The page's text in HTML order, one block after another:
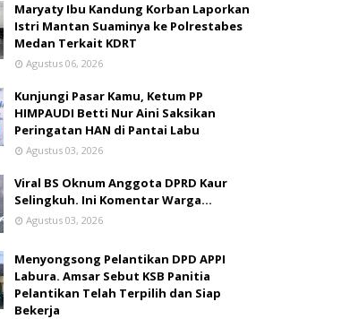
Maryaty Ibu Kandung Korban Laporkan
Istri Mantan Suaminya ke Polrestabes
Medan Terkait KDRT
Agustus 06, 2026
Kunjungi Pasar Kamu, Ketum PP
HIMPAUDI Betti Nur Aini Saksikan
Peringatan HAN di Pantai Labu
Agustus 03, 2026
Viral BS Oknum Anggota DPRD Kaur
Selingkuh. Ini Komentar Warga…
Agustus 03, 2026
Menyongsong Pelantikan DPD APPI
Labura. Amsar Sebut KSB Panitia
Pelantikan Telah Terpilih dan Siap
Bekerja